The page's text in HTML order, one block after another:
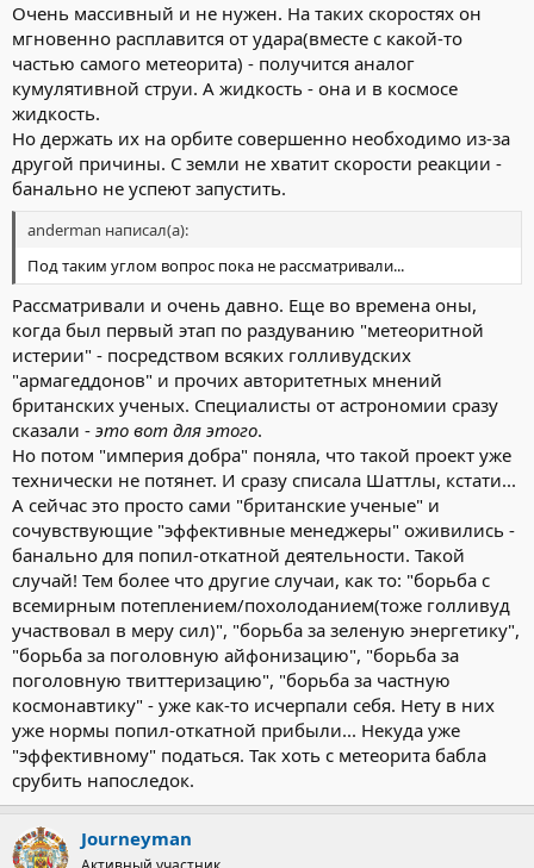
Очень массивный и не нужен. На таких скоростях он
мгновенно расплавится от удара(вместе с какой-то
частью самого метеорита) - получится аналог
кумулятивной струи. А жидкость - она и в космосе
жидкость.
Но держать их на орбите совершенно необходимо из-за
другой причины. С земли не хватит скорости реакции -
банально не успеют запустить.
anderman написал(а):
Под таким углом вопрос пока не рассматривали...
Рассматривали и очень давно. Еще во времена оны,
когда был первый этап по раздуванию "метеоритной
истерии" - посредством всяких голливудских
"армагеддонов" и прочих авторитетных мнений
британских ученых. Специалисты от астрономии сразу
сказали - это вот для этого.
Но потом "империя добра" поняла, что такой проект уже
технически не потянет. И сразу списала Шаттлы, кстати...
А сейчас это просто сами "британские ученые" и
сочувствующие "эффективные менеджеры" оживились -
банально для попил-откатной деятельности. Такой
случай! Тем более что другие случаи, как то: "борьба с
всемирным потеплением/похолоданием(тоже голливуд
участвовал в меру сил)", "борьба за зеленую энергетику",
"борьба за поголовную айфонизацию", "борьба за
поголовную твиттеризацию", "борьба за частную
космонавтику" - уже как-то исчерпали себя. Нету в них
уже нормы попил-откатной прибыли... Некуда уже
"эффективному" податься. Так хоть с метеорита бабла
срубить напоследок.
Journeyman